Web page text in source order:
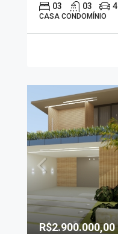
03 03 4
CASA CONDOMÍNIO
R$2.900.000,00